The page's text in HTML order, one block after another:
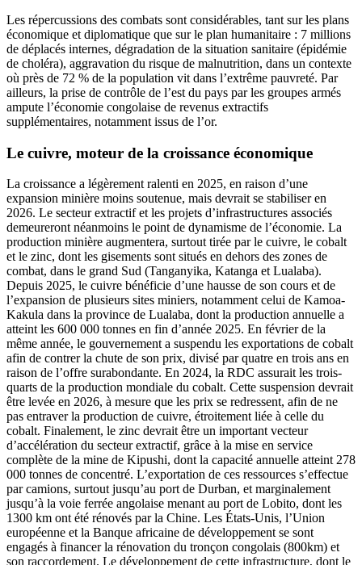
Les répercussions des combats sont considérables, tant sur les plans
économique et diplomatique que sur le plan humanitaire : 7 millions
de déplacés internes, dégradation de la situation sanitaire (épidémie
de choléra), aggravation du risque de malnutrition, dans un contexte
où près de 72 % de la population vit dans l’extrême pauvreté. Par
ailleurs, la prise de contrôle de l’est du pays par les groupes armés
ampute l’économie congolaise de revenus extractifs
supplémentaires, notamment issus de l’or.
Le cuivre, moteur de la croissance économique
La croissance a légèrement ralenti en 2025, en raison d’une
expansion minière moins soutenue, mais devrait se stabiliser en
2026. Le secteur extractif et les projets d’infrastructures associés
demeureront néanmoins le point de dynamisme de l’économie. La
production minière augmentera, surtout tirée par le cuivre, le cobalt
et le zinc, dont les gisements sont situés en dehors des zones de
combat, dans le grand Sud (Tanganyika, Katanga et Lualaba).
Depuis 2025, le cuivre bénéficie d’une hausse de son cours et de
l’expansion de plusieurs sites miniers, notamment celui de Kamoa-
Kakula dans la province de Lualaba, dont la production annuelle a
atteint les 600 000 tonnes en fin d’année 2025. En février de la
même année, le gouvernement a suspendu les exportations de cobalt
afin de contrer la chute de son prix, divisé par quatre en trois ans en
raison de l’offre surabondante. En 2024, la RDC assurait les trois-
quarts de la production mondiale du cobalt. Cette suspension devrait
être levée en 2026, à mesure que les prix se redressent, afin de ne
pas entraver la production de cuivre, étroitement liée à celle du
cobalt. Finalement, le zinc devrait être un important vecteur
d’accélération du secteur extractif, grâce à la mise en service
complète de la mine de Kipushi, dont la capacité annuelle atteint 278
000 tonnes de concentré. L’exportation de ces ressources s’effectue
par camions, surtout jusqu’au port de Durban, et marginalement
jusqu’à la voie ferrée angolaise menant au port de Lobito, dont les
1300 km ont été rénovés par la Chine. Les États-Unis, l’Union
européenne et la Banque africaine de développement se sont
engagés à financer la rénovation du tronçon congolais (800km) et
son raccordement. Le développement de cette infrastructure, dont le